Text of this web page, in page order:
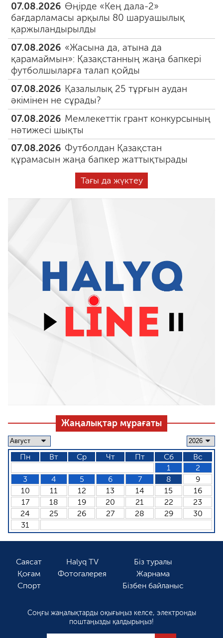
07.08.2026 Өңірде «Кең дала-2»
бағдарламасы арқылы 80 шаруашылық
қаржыландырылды
07.08.2026 «Жасына да, атына да
қарамаймын»: Қазақстанның жаңа бапкері
футболшыларға талап қойды
07.08.2026 Қазалылық 25 тұрғын аудан
әкімінен не сұрады?
07.08.2026 Мемлекеттік грант конкурсының
нәтижесі шықты
07.08.2026 Футболдан Қазақстан
құрамасын жаңа бапкер жаттықтырады
Тағы да жүктеу
Жаңалықтар мұрағаты
Пн Вт Ср Чт Пт Сб
Вс
1
2
3
4 5 6 7 8
9
10
11 12 13 14 15
16
17
18 19 20 21 22
23
24
25 26 27 28 29
30
31
Саясат
Қоғам
Спорт
Halyq TV
Фотогалерея
Біз туралы
Жарнама
Бізбен байланыс
Соңғы жаңалықтарды оқығыңыз келсе, электронды
поштаңызды қалдырыңыз!